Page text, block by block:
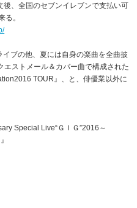
後、全国のセブンイレブンで支払い可
る。
ブの他、夏には自身の楽曲を全曲披
エストメール＆カバー曲で構成された
TOUR』、と、俳優業以外に
Special Live“ＧＩＧ”2016～